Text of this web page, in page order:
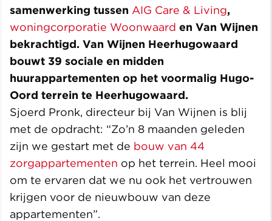
samenwerking tussen AIG Care & Living,
woningcorporatie Woonwaard en Van Wijnen
bekrachtigd. Van Wijnen Heerhugowaard
bouwt 39 sociale en midden
huurappartementen op het voormalig Hugo-
Oord terrein te Heerhugowaard.
Sjoerd Pronk, directeur bij Van Wijnen is blij
met de opdracht: “Zo’n 8 maanden geleden
zijn we gestart met de bouw van 44
zorgappartementen op het terrein. Heel mooi
om te ervaren dat we nu ook het vertrouwen
krijgen voor de nieuwbouw van deze
appartementen”.